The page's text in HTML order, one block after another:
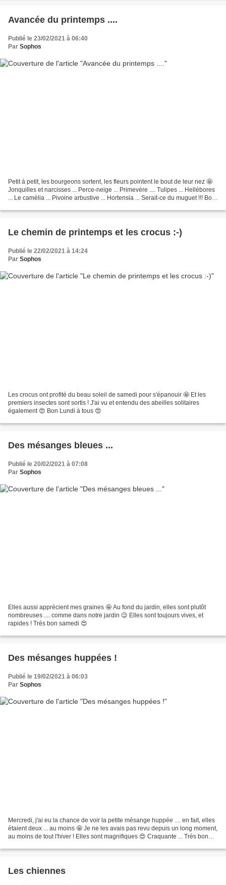
Avancée du printemps ....
Publié le 23/02/2021 à 06:40
Par Sophos
Petit à petit, les bourgeons sortent, les fleurs pointent le bout de leur nez 🤩
Jonquilles et narcisses ... Perce-neige ... Primevère .... Tulipes ... Hellébores
... Le camélia ... Pivoine arbustive ... Hortensia ... Serait-ce du muguet !!! Bon
Le chemin de printemps et les crocus :-)
Publié le 22/02/2021 à 14:24
Par Sophos
Les crocus ont profité du beau soleil de samedi pour s'épanouir 🤩 Et les
premiers insectes sont sortis ! J'ai vu et entendu des abeilles solitaires
également 😍 Bon Lundi à tous 😍
Des mésanges bleues ...
Publié le 20/02/2021 à 07:08
Par Sophos
Elles aussi apprécient mes graines 🤩 Au fond du jardin, elles sont plutôt
nombreuses .... comme dans notre jardin 😉 Elles sont toujours vives, et
rapides ! Très bon samedi 😍
Des mésanges huppées !
Publié le 19/02/2021 à 06:03
Par Sophos
Mercredi, j'ai eu la chance de voir la petite mésange huppée .... en fait, elles
étaient deux ... au moins 🤩 Je ne les avais pas revu depuis un long moment,
au moins de tout l'hiver ! Elles sont magnifiques 😍 Craquante ... Très bon
Les chiennes